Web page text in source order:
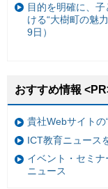
目的を明確に、
ける“大樹町の魅
9日）
おすすめ情報
貴社Webサイトの
ICT教育ニュース
イベント・セミ
ニュース